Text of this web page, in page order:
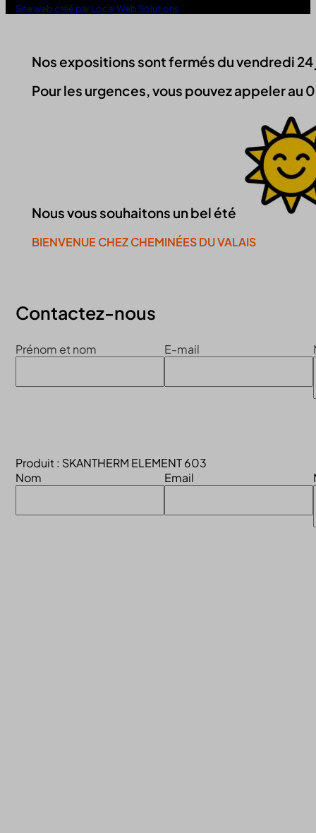
Site web créé par Local Web Solutions
Nos expositions sont fermés du vendredi 24
Pour les urgences, vous pouvez appeler au
Nous vous souhaitons un bel été
BIENVENUE CHEZ CHEMINÉES DU VALAIS
Contactez-nous
Prénom et nom E-mail
Produit : SKANTHERM ELEMENT 603
Nom
Email